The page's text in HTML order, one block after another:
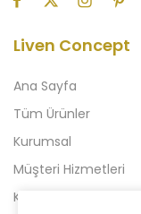
Liven Concept
Ana Sayfa
Tüm Ürünler
Kurumsal
Müşteri Hizmetleri
Kampanyalı Ürünler